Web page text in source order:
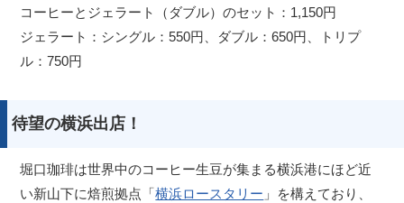
コーヒーとジェラート（ダブル）のセット：1,150円
ジェラート：シングル：550円、ダブル：650円、トリプ
ル：750円
待望の横浜出店！
堀口珈琲は世界中のコーヒー生豆が集まる横浜港にほど近
い新山下に焙煎拠点「横浜ロースタリー 」を構えており、